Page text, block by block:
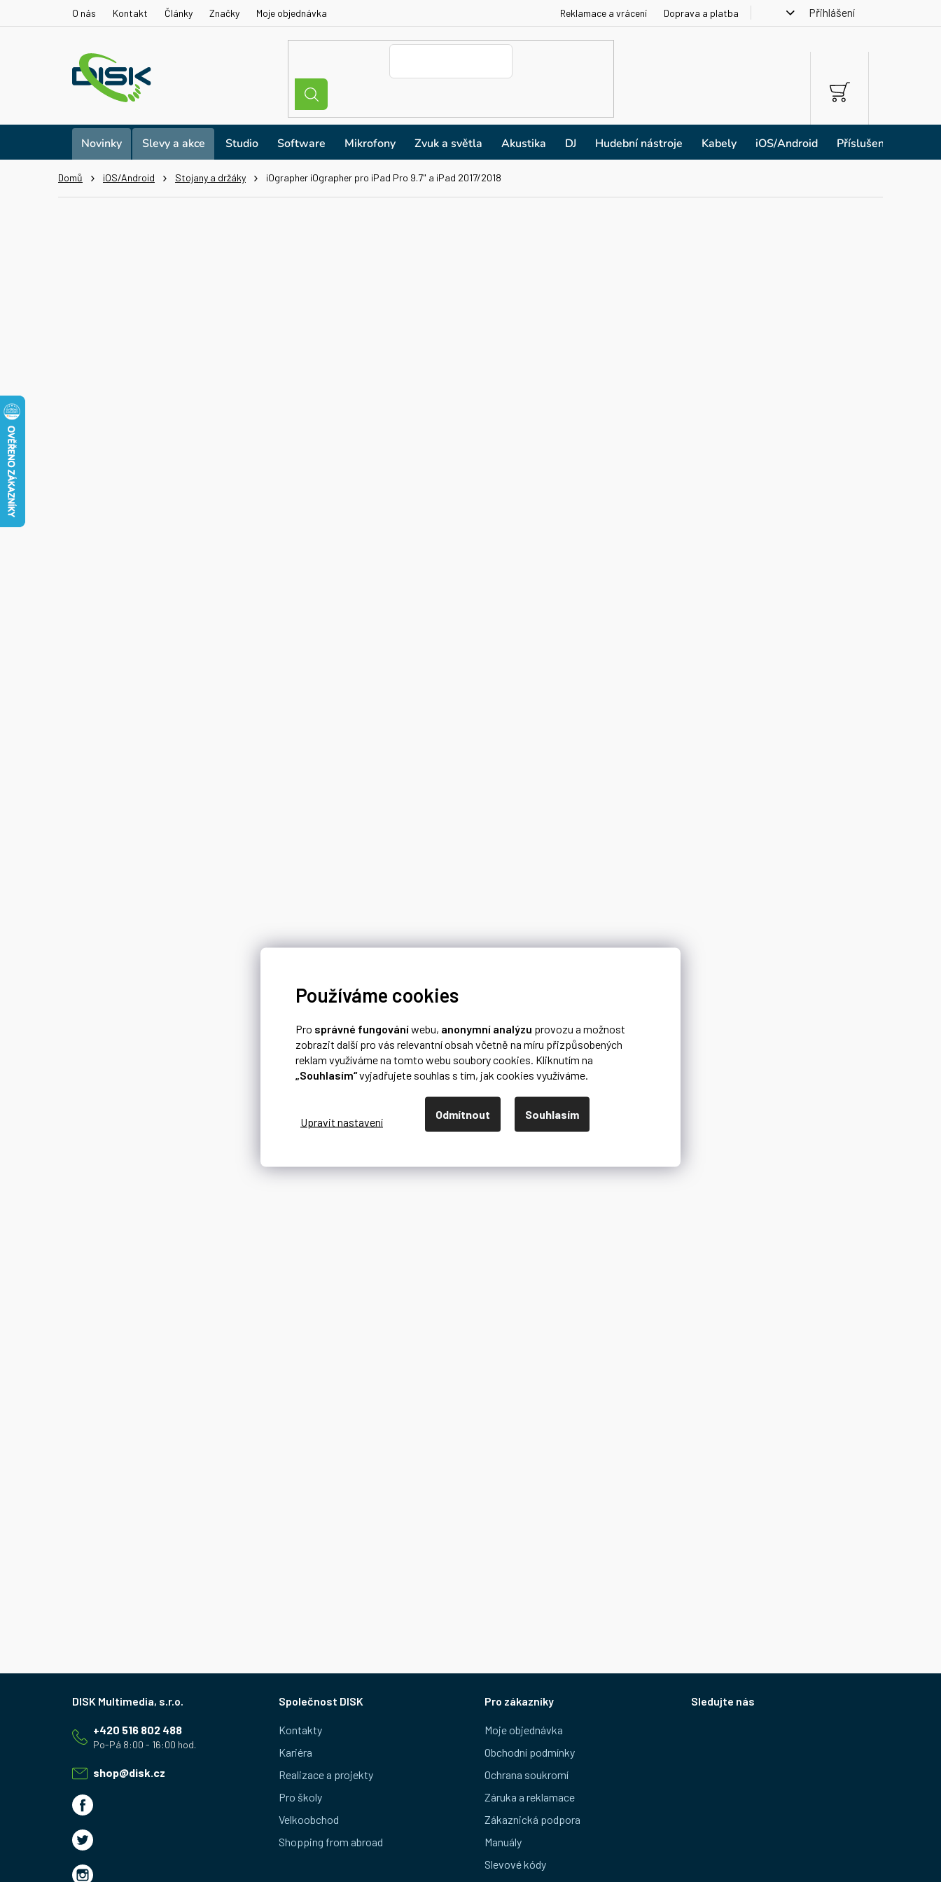
Používáme cookies
Pro správné fungováníwebu, anonymní analýzu provozu a možnost
zobrazit další pro vás relevantní obsah včetně na míru přizpůsobených
reklam využíváme na tomto webu soubory cookies. Kliknutím na
„Souhlasím“vyjadřujete souhlas s tím, jak cookies využíváme.
Odmítnout Souhlasím
O nás Kontakt Články Značky Moje objednávka Reklamace a vrácení Doprava a platba Přihlášení
NÁKUPNÍ
KOŠÍK
Novinky Slevy a akce Studio Software Mikrofony Zvuk a světla Akustika DJ Hudební nástroje Kabely iOS/Android Příslušenství
Domů iOS/Android Stojany a držáky iOgrapher iOgrapher pro iPad Pro 9.7" a iPad 2017/2018
shop@disk.cz
+420 516 802 488
Společnost DISK
Kontakty
Kariéra
Realizace a projekty
Pro školy
Velkoobchod
Shopping from abroad
Pro zákazníky
Moje objednávka
Obchodní podmínky
Ochrana soukromí
Záruka a reklamace
Zákaznická podpora
Manuály
Slevové kódy
Sledujte nás